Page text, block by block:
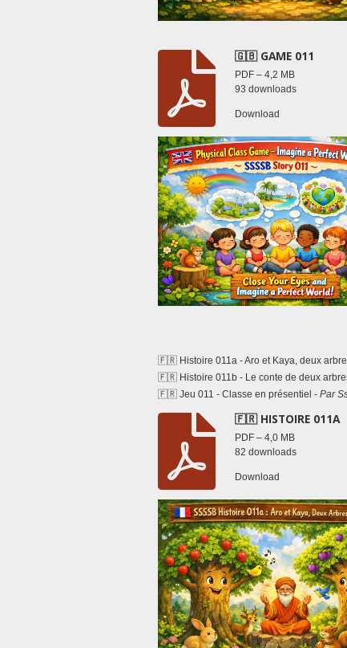
🇬🇧 GAME 011
PDF – 4,2 MB
93 downloads
Download
🇫🇷 Histoire 011a - Aro et Kaya, deux
🇫🇷 Histoire 011b - Le conte de deux
🇫🇷 Jeu 011 - Classe en présentiel - Par
🇫🇷 HISTOIRE 011A
PDF – 4,0 MB
82 downloads
Download